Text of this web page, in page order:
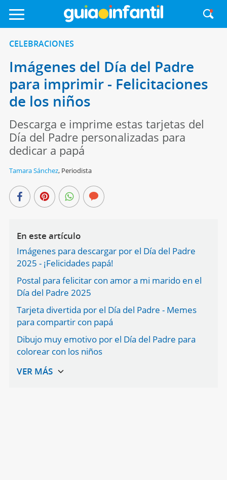
CELEBRACIONES
Imágenes del Día del Padre
para imprimir - Felicitaciones
de los niños
Descarga e imprime estas tarjetas del
Día del Padre personalizadas para
dedicar a papá
Tamara Sánchez, Periodista
En este artículo
Imágenes para descargar por el Día del Padre
2025 - ¡Felicidades papá!
Postal para felicitar con amor a mi marido en el
Día del Padre 2025
Tarjeta divertida por el Día del Padre - Memes
para compartir con papá
Dibujo muy emotivo por el Día del Padre para
colorear con los niños